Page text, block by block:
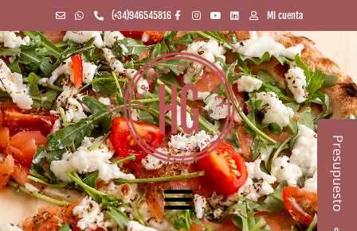
(+34)946545816 Mi cuenta
Presupuesto